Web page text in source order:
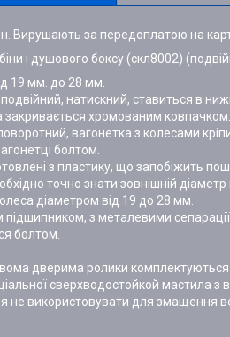
Вирушають за передоплатою на
і душового боксу (скл8002)
19 мм. до 28 мм.
натискний, ставиться в
хромованим ковпачком.
вагонетка з колесами
болтом.
з пластику, що запобіжить
точно знати зовнішній діаметр
діаметром від 19 до 28 мм.
підшипником, з металевими
болтом.
дверима ролики комплектуються
сверхводостойкой мастила з
не використовувати для змащення